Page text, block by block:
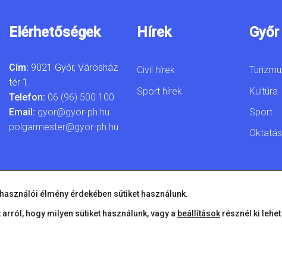
Elérhetőségek
Cím: 9021 Győr, Városház
tér 1.
Telefon: 06 (96) 500 100
Email: gyor@gyor-ph.hu
polgarmester@gyor-ph.hu
Hírek
Civil hírek
Sport hírek
Győr
Kultúra
Sport
Oktatás
élmény érdekében sütiket használunk.
hogy milyen sütiket használunk, vagy a beállítások résznél ki